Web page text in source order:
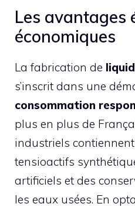
Les avantages
économiques
La fabrication de
s’inscrit dans une
consommation
plus en plus de
industriels
tensioactifs
artificiels et des
les eaux usées. En